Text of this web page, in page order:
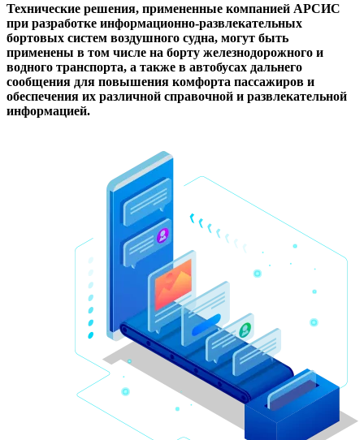
Технические решения, примененные компанией АРСИС
при разработке информационно-развлекательных
бортовых систем воздушного судна, могут быть
применены в том числе на борту железнодорожного и
водного транспорта, а также в автобусах дальнего
сообщения для повышения комфорта пассажиров и
обеспечения их различной справочной и развлекательной
информацией.